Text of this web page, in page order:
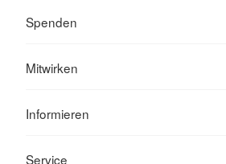
Spenden
Mitwirken
Informieren
Service